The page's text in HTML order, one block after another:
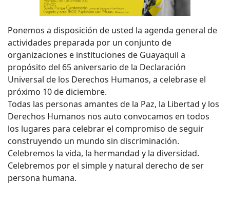
Ponemos a disposición de usted la agenda general de
actividades preparada por un conjunto de
organizaciones e instituciones de Guayaquil a
propósito del 65 aniversario de la Declaración
Universal de los Derechos Humanos, a celebrase el
próximo 10 de diciembre.
Todas las personas amantes de la Paz, la Libertad y los
Derechos Humanos nos auto convocamos en todos
los lugares para celebrar el compromiso de seguir
construyendo un mundo sin discriminación.
Celebremos la vida, la hermandad y la diversidad.
Celebremos por el simple y natural derecho de ser
persona humana.